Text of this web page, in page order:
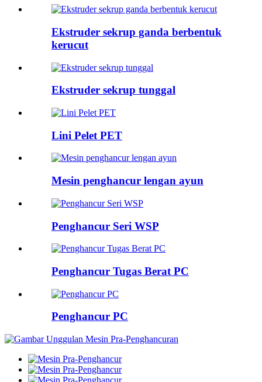
Ekstruder sekrup ganda berbentuk
kerucut
Ekstruder sekrup tunggal
Lini Pelet PET
Mesin penghancur lengan ayun
Penghancur Seri WSP
Penghancur Tugas Berat PC
Penghancur PC